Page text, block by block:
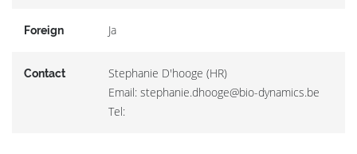
Foreign Ja
Contact
Stephanie D'hooge (HR)
Email: stephanie.dhooge@bio-dynamics.be
Tel: